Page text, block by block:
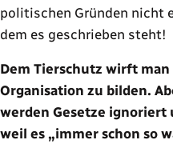
politischen Gründen nicht
dem es geschrieben steht!
Dem Tierschutz wirft
Organisation zu bilden.
werden Gesetze ignoriert
weil es „immer schon so